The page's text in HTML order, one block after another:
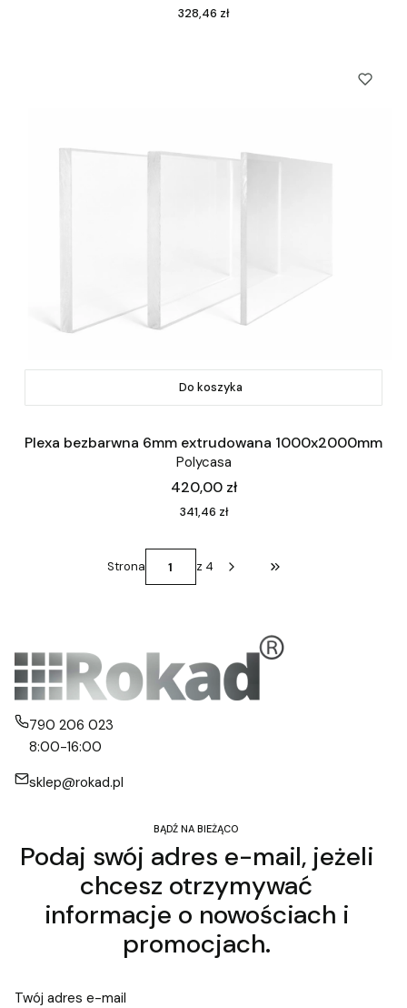
Cena
328,46 zł
Do koszyka
Plexa bezbarwna 6mm extrudowana 1000x2000mm
Polycasa
Cena
420,00 zł
Cena
341,46 zł
Strona z 4 Przejdź do ostatniej
790 206 023
8:00-16:00
sklep@rokad.pl
BĄDŹ NA BIEŻĄCO
Podaj swój adres e-mail, jeżeli
chcesz otrzymywać
informacje o nowościach i
promocjach.
Twój adres e-mail